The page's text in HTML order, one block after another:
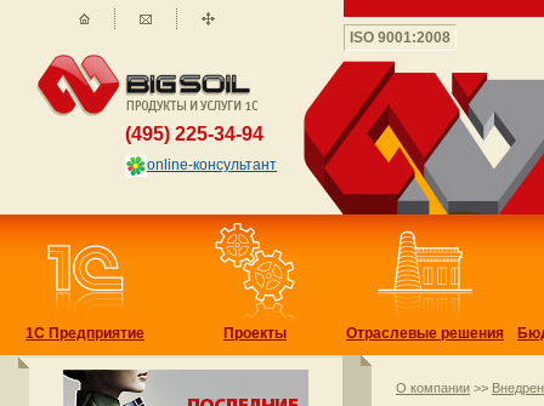
1С Предприятие Проекты Отраслевые решения
О компании >>
(495) 225-34-94
online-консультант
ISO 9001:2008